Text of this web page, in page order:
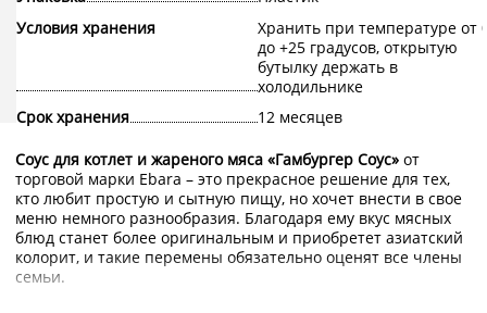
Условия хранения
Хранить при температуре от
до +25 градусов, открытую
бутылку держать в
холодильнике
Срок хранения
12 месяцев
Соус для котлет и жареного мяса «Гамбургер Соус» от
торговой марки Ebara – это прекрасное решение для тех,
кто любит простую и сытную пищу, но хочет внести в свое
меню немного разнообразия. Благодаря ему вкус мясных
блюд станет более оригинальным и приобретет азиатский
колорит, и такие перемены обязательно оценят все члены
семьи.